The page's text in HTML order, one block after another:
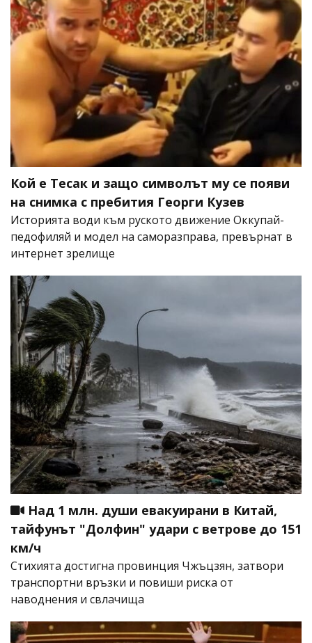
Кой е Тесак и защо символът му се появи
на снимка с пребития Георги Кузев
Историята води към руското движение Оккупай-
педофиляй и модел на саморазправа, превърнат в
интернет зрелище
Над 1 млн. души евакуирани в Китай,
тайфунът "Долфин" удари с ветрове до 151
км/ч
Стихията достигна провинция Чжъцзян, затвори
транспортни връзки и повиши риска от
наводнения и свлачища